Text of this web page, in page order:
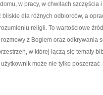
w pracy, w chwilach
bliskie dla różnych odbiorców, a
religii. To wartościowe
rozmowy z Bogiem oraz odkrywania
w której łączą się tematy
może nie tylko poszerzać